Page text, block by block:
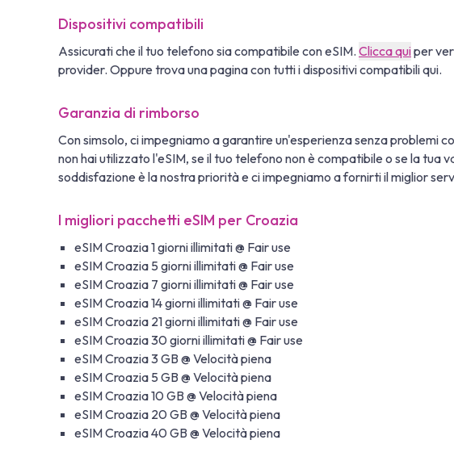
Dispositivi compatibili
Assicurati che il tuo telefono sia compatibile con eSIM. Clicca quiper
provider. Oppure trova una pagina con tutti i dispositivi compatibili qui.
Garanzia di rimborso
Con simsolo, ci impegniamo a garantire un'esperienza senza problemi
non hai utilizzato l'eSIM, se il tuo telefono non è compatibile o se la
soddisfazione è la nostra priorità e ci impegniamo a fornirti il miglior
I migliori pacchetti eSIM per Croazia
eSIM Croazia 1 giorni illimitati @ Fair use
eSIM Croazia 5 giorni illimitati @ Fair use
eSIM Croazia 7 giorni illimitati @ Fair use
eSIM Croazia 14 giorni illimitati @ Fair use
eSIM Croazia 21 giorni illimitati @ Fair use
eSIM Croazia 30 giorni illimitati @ Fair use
eSIM Croazia 3 GB @ Velocità piena
eSIM Croazia 5 GB @ Velocità piena
eSIM Croazia 10 GB @ Velocità piena
eSIM Croazia 20 GB @ Velocità piena
eSIM Croazia 40 GB @ Velocità piena